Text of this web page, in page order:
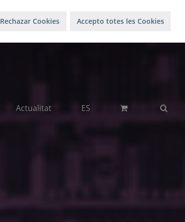
Actualitat ES
Rechazar Cookies Accepto totes les Cookies